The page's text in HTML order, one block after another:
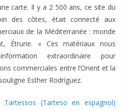
carte. Il y a 2 500 ans, ce site du
des côtes, était connecté aux
de la Méditerranée : monde
Étrurie. « Ces matériaux nous
extraordinaire pour
commerciales entre l’Orient et la
Esther Rodríguez.
Tartessos (Tarteso en espagnol)